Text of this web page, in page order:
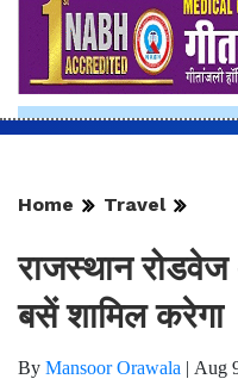
Home Travel
राजस्थान
बसें शामिल करेगा
By Mansoor Orawala | Aug